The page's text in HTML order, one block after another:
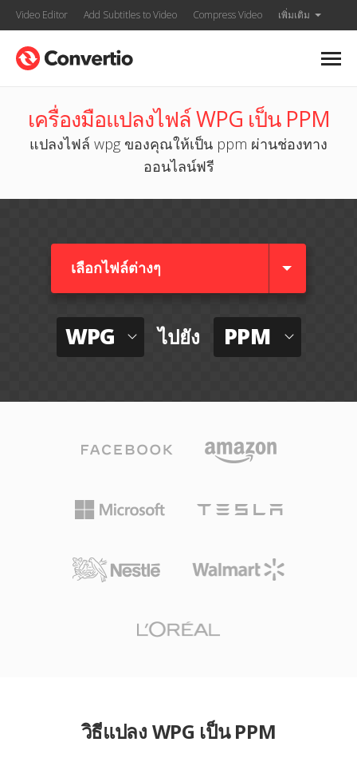
Video Editor Add Subtitles to Video Compress Video เพิ่มเติม
เครื่องมือแปลงไฟล์ WPG เป็น PPM
แปลงไฟล์ wpg ของคุณให้เป็น ppm ผ่านช่องทาง
ออนไลน์ฟรี
เลือกไฟล์ต่างๆ​
WPG ไปยัง PPM
วิธีแปลง WPG เป็น PPM